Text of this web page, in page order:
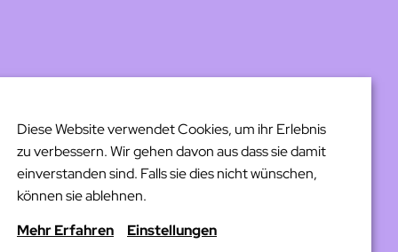
Diese Website verwendet Cookies, um ihr Erlebnis
zu verbessern. Wir gehen davon aus dass sie damit
einverstanden sind. Falls sie dies nicht wünschen,
können sie ablehnen.
Mehr Erfahren
Einstellungen